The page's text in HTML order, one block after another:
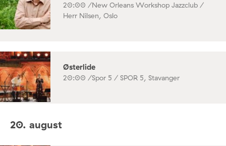
20:00 /New Orleans Workshop Jazzclub /
Herr Nilsen, Oslo
Østerlide
20:00 /Spor 5 / SPOR 5, Stavanger
20. august